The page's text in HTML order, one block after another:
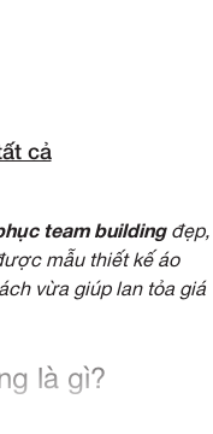
cả
team buildingđẹp,
mẫu thiết kế áo
vừa giúp lan tỏa giá
là gì?